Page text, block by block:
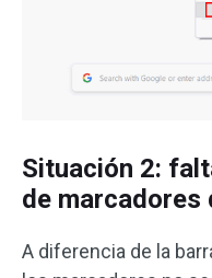
Situación 2:
de marcadores
A diferencia de la